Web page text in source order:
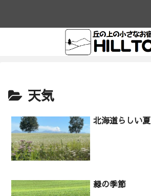
天気
北海道らしい夏
緑の季節